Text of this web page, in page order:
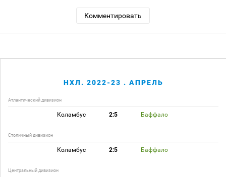
Комментировать
НХЛ. 2022-23 . АПРЕЛЬ
Атлантический дивизион
Коламбус 2:5 Баффало
Столичный дивизион
Коламбус 2:5 Баффало
Центральный дивизион